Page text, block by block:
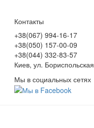
Контакты
+38(067) 994-16-17
+38(050) 157-00-09
+38(044) 332-83-57
Киев, ул.
Мы в социальных сетях